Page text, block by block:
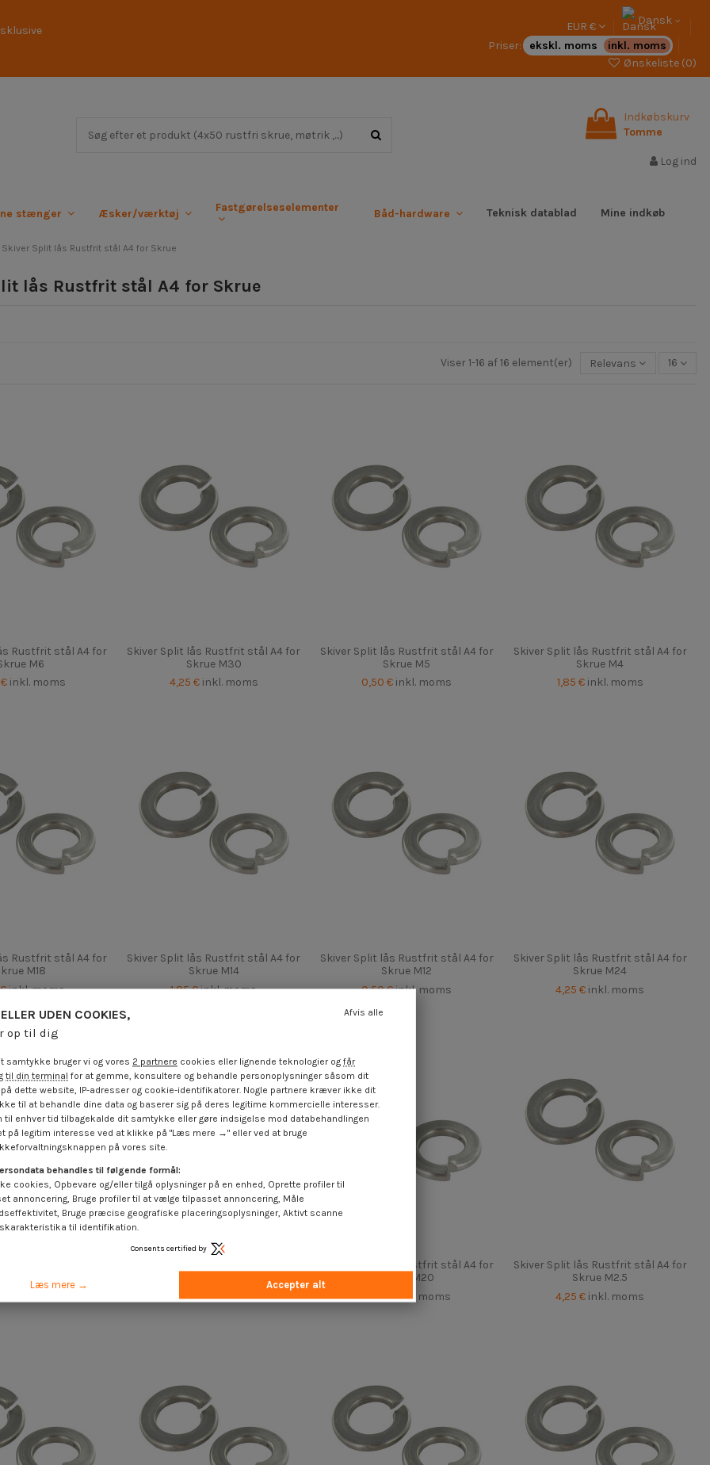
EUR €
Dansk
Priser:
ekskl. moms
inkl. moms
Ønskeliste (0)
Indkøbskurv
Tomme
Log ind
stænger Æsker/værktøj Fastgørelseselementer Båd-hardware Teknisk datablad Mine indkøb
Skiver Split lås Rustfrit stål A4 for Skrue
lås Rustfrit stål A4 for Skrue
Viser 1-16 af 16 element(er) Relevans 16
Rustfrit stål A4 for
M6
inkl. moms
Skiver Split lås Rustfrit stål A4 for
Skrue M30
4,25 € inkl. moms
Skiver Split lås Rustfrit stål A4 for
Skrue M5
0,50 € inkl. moms
Skiver Split lås Rustfrit stål A4 for
Skrue M4
1,85 € inkl. moms
Rustfrit stål A4 for
M18
€inkl. moms
Skiver Split lås Rustfrit stål A4 for
Skrue M14
1,85 €inkl. moms
Skiver Split lås Rustfrit stål A4 for
Skrue M12
0,50 €inkl. moms
Skiver Split lås Rustfrit stål A4 for
Skrue M24
4,25 € inkl. moms
Rustfrit stål A4 for
1,85 €inkl. moms
Skiver Split lås Rustfrit stål A4 for
Skrue M20
4,25 €inkl. moms
Skiver Split lås Rustfrit stål A4 for
Skrue M2.5
4,25 € inkl. moms
UDEN COOKIES,
op til dig
Afvis alle
samtykke bruger vi og vores 2 partnere cookies eller lignende teknologier og får
til din terminal for at gemme, konsultere og behandle personoplysninger såsom dit
dette website, IP-adresser og cookie-identifikatorer. Nogle partnere kræver ikke dit
til at behandle dine data og baserer sig på deres legitime kommercielle interesser.
til enhver tid tilbagekalde dit samtykke eller gøre indsigelse mod databehandlingen
på legitim interesse ved at klikke på "Læs mere →" eller ved at bruge
på vores site.
behandles til følgende formål:
cookies, Opbevare og/eller tilgå oplysninger på en enhed, Oprette profiler til
annoncering, Bruge profiler til at vælge tilpasset annoncering, Måle
Bruge præcise geografiske placeringsoplysninger, Aktivt scanne
til identifikation.
Consents certified by
Læs mere → Accepter alt